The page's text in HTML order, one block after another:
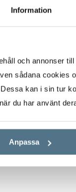
Information
och annonser
sådana cookies
kan i sin tur
du har använt
Anpassa